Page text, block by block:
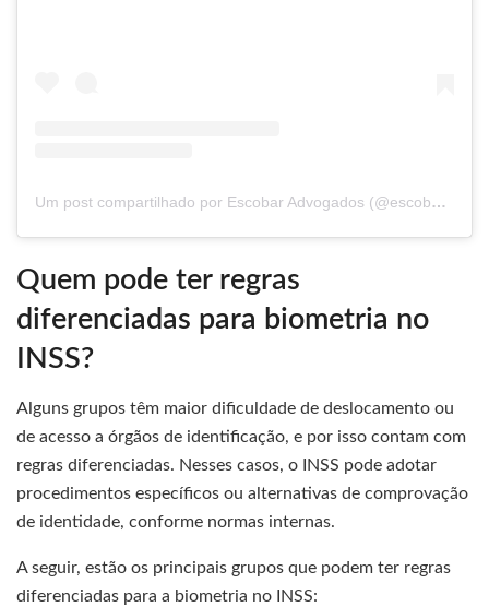
Um post compartilhado por Escobar Advogados (@escobaradvogados)
Quem pode ter regras
diferenciadas para biometria no
INSS?
Alguns grupos têm maior dificuldade de deslocamento ou
de acesso a órgãos de identificação, e por isso contam com
regras diferenciadas. Nesses casos, o INSS pode adotar
procedimentos específicos ou alternativas de comprovação
de identidade, conforme normas internas.
A seguir, estão os principais grupos que podem ter regras
diferenciadas para a biometria no INSS: